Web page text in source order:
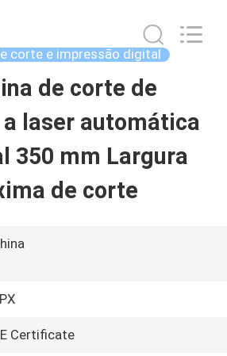
corte e impressão digital
de corte de
laser automática
350 mm Largura
de corte
Certificate